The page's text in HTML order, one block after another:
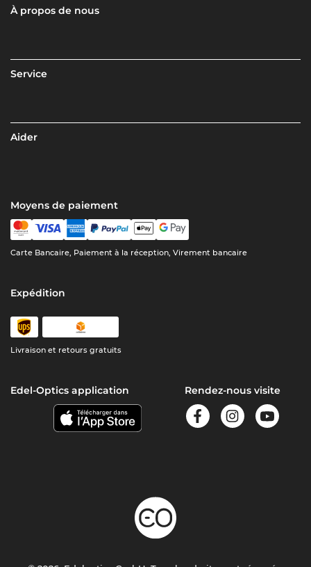
À propos de nous
Service
Aider
Moyens de paiement
Carte Bancaire, Paiement à la réception, Virement bancaire
Expédition
Livraison et retours gratuits
Edel-Optics application Rendez-nous visite